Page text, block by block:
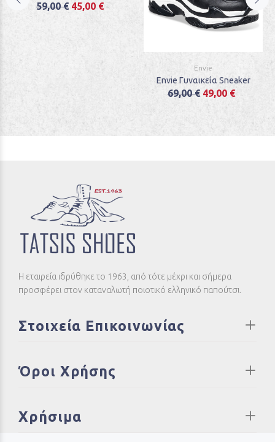
59,00 € 45,00 €
Envie
Envie Γυναικεία Sneaker
69,00 € 49,00 €
Η εταιρεία ιδρύθηκε το 1963, από τότε μέχρι και σήμερα
προσφέρει στον καταναλωτή ποιοτικό ελληνικό παπούτσι.
Στοιχεία Επικοινωνίας
Όροι Χρήσης
Χρήσιμα